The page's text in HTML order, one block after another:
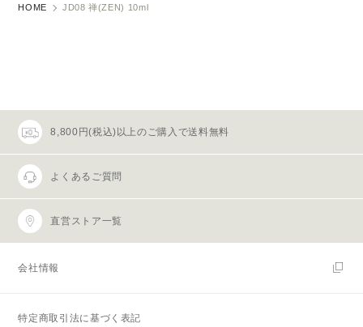
HOME JD08 禅(ZEN) 10ml
8,800円(税込)以上のご購入で送料無料
よくあるご質問
直営ストア一覧
会社情報
特定商取引法に基づく表記